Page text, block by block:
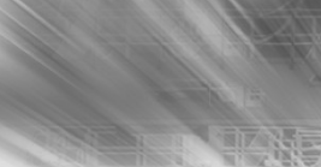
Purpose
Reputatie